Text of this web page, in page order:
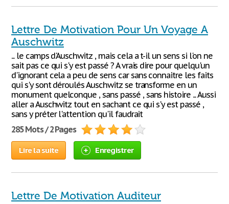
Lettre De Motivation Pour Un Voyage A
Auschwitz
... le camps d'Auschwitz , mais cela a t-il un sens si l'on ne
sait pas ce qui s'y est passé ? A vrais dire pour quelqu'un
d'ignorant cela a peu de sens car sans connaitre les faits
qui s'y sont déroulés Auschwitz se transforme en un
monument quelconque , sans passé , sans histoire ... Aussi
aller a Auschwitz tout en sachant ce qui s'y est passé ,
sans y préter l'attention qu'il faudrait
285 Mots / 2 Pages
Lire la suite Enregistrer
Lettre De Motivation Auditeur